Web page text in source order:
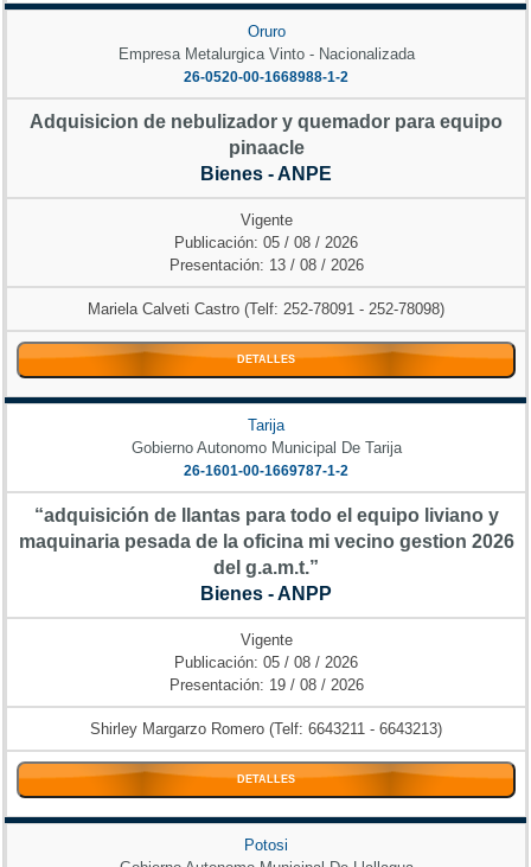
Oruro
Empresa Metalurgica Vinto - Nacionalizada
26-0520-00-1668988-1-2
Adquisicion de nebulizador y quemador para equipo
pinaacle
Bienes - ANPE
Vigente
Publicación: 05 / 08 / 2026
Presentación: 13 / 08 / 2026
Mariela Calveti Castro (Telf: 252-78091 - 252-78098)
DETALLES
Tarija
Gobierno Autonomo Municipal De Tarija
26-1601-00-1669787-1-2
“adquisición de llantas para todo el equipo liviano y
maquinaria pesada de la oficina mi vecino gestion 2026
del g.a.m.t.”
Bienes - ANPP
Vigente
Publicación: 05 / 08 / 2026
Presentación: 19 / 08 / 2026
Shirley Margarzo Romero (Telf: 6643211 - 6643213)
DETALLES
Potosi